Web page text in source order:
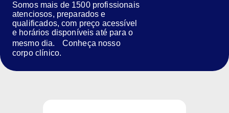
Somos mais de 1500 profissionais
atenciosos, preparados e
qualificados, com preço acessível
e horários disponíveis até para o
mesmo dia. Conheça nosso
corpo clínico.